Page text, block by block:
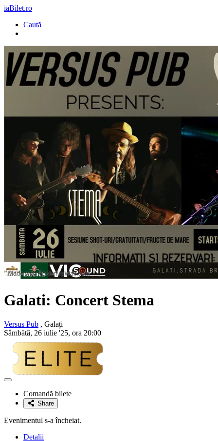
iaBilet.ro
Caută
Galati: Concert Stema
Versus Pub , Galați
Sâmbătă, 26 iulie '25, ora 20:00
Adaugă
favoriteComandă bilete
Share
Evenimentul s-a încheiat.
Detalii